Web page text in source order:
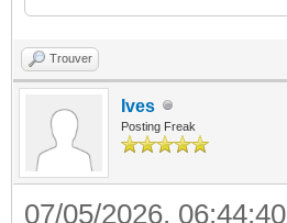
Trouver
Ives
Posting Freak
07/05/2026, 06:44:40